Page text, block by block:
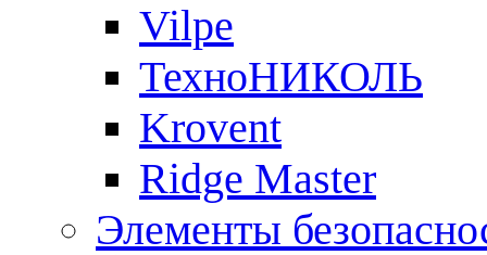
Vilpe
ТехноНИКОЛЬ
Krovent
Ridge Master
Элементы